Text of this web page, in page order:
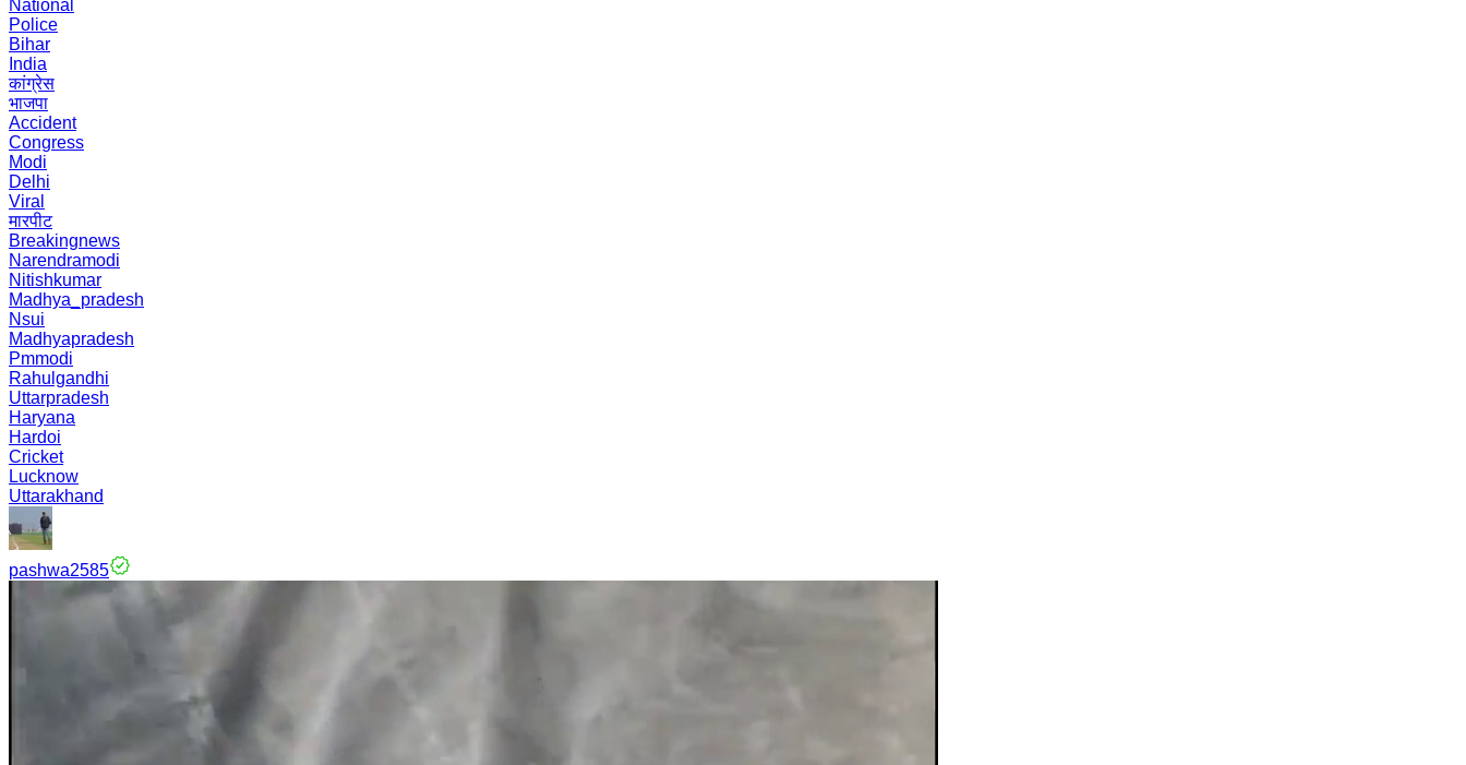
National
Police
Bihar
India
कांग्रेस
भाजपा
Accident
Congress
Modi
Delhi
Viral
मारपीट
Breakingnews
Narendramodi
Nitishkumar
Madhya_pradesh
Nsui
Madhyapradesh
Pmmodi
Rahulgandhi
Uttarpradesh
Haryana
Hardoi
Cricket
Lucknow
Uttarakhand
pashwa2585